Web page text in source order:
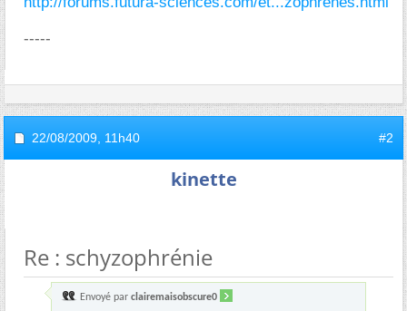
-----
22/08/2009, 11h40 #2
kinette
Re : schyzophrénie
Envoyé par clairemaisobscure0